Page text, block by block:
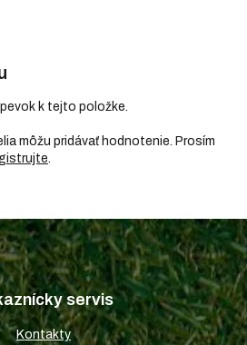
k tejto položke.
môžu pridávať hodnotenie. Prosím
servis
Kontakty